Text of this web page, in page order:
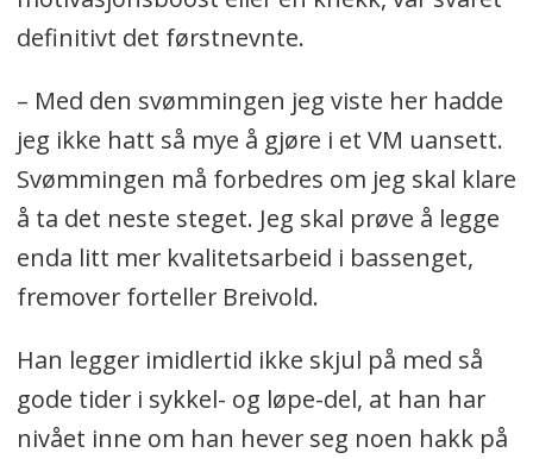
definitivt det førstnevnte.
– Med den svømmingen jeg viste her hadde
jeg ikke hatt så mye å gjøre i et VM uansett.
Svømmingen må forbedres om jeg skal klare
å ta det neste steget. Jeg skal prøve å legge
enda litt mer kvalitetsarbeid i bassenget,
fremover forteller Breivold.
Han legger imidlertid ikke skjul på med så
gode tider i sykkel- og løpe-del, at han har
nivået inne om han hever seg noen hakk på